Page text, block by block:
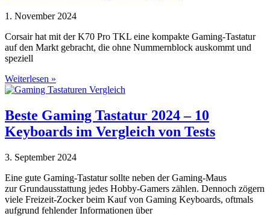
1. November 2024
Corsair hat mit der K70 Pro TKL eine kompakte Gaming-Tastatur
auf den Markt gebracht, die ohne Nummernblock auskommt und
speziell
Weiterlesen »
Beste Gaming Tastatur 2024 – 10
Keyboards im Vergleich von Tests
3. September 2024
Eine gute Gaming-Tastatur sollte neben der Gaming-Maus
zur Grundausstattung jedes Hobby-Gamers zählen. Dennoch zögern
viele Freizeit-Zocker beim Kauf von Gaming Keyboards, oftmals
aufgrund fehlender Informationen über